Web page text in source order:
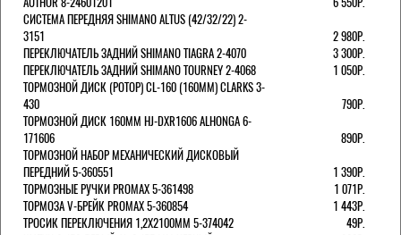
СИСТЕМА ПЕРЕДНЯЯ SHIMANO ALTUS (42/32/22) 2-
3151
2 980Р.
ПЕРЕКЛЮЧАТЕЛЬ ЗАДНИЙ SHIMANO TIAGRA 2-4070
3 300Р.
ПЕРЕКЛЮЧАТЕЛЬ ЗАДНИЙ SHIMANO TOURNEY 2-4068
1 050Р.
ТОРМОЗНОЙ ДИСК (РОТОР) CL-160 (160ММ) CLARKS 3-
430
790Р.
ТОРМОЗНОЙ ДИСК 160ММ HJ-DXR1606 ALHONGA 6-
171606
890Р.
ТОРМОЗНОЙ НАБОР МЕХАНИЧЕСКИЙ ДИСКОВЫЙ
ПЕРЕДНИЙ 5-360551
1 390Р.
ТОРМОЗНЫЕ РУЧКИ PROMAX 5-361498
1 071Р.
ТОРМОЗА V-БРЕЙК PROMAX 5-360854
1 443Р.
ТРОСИК ПЕРЕКЛЮЧЕНИЯ 1,2Х2100ММ 5-374042
49Р.